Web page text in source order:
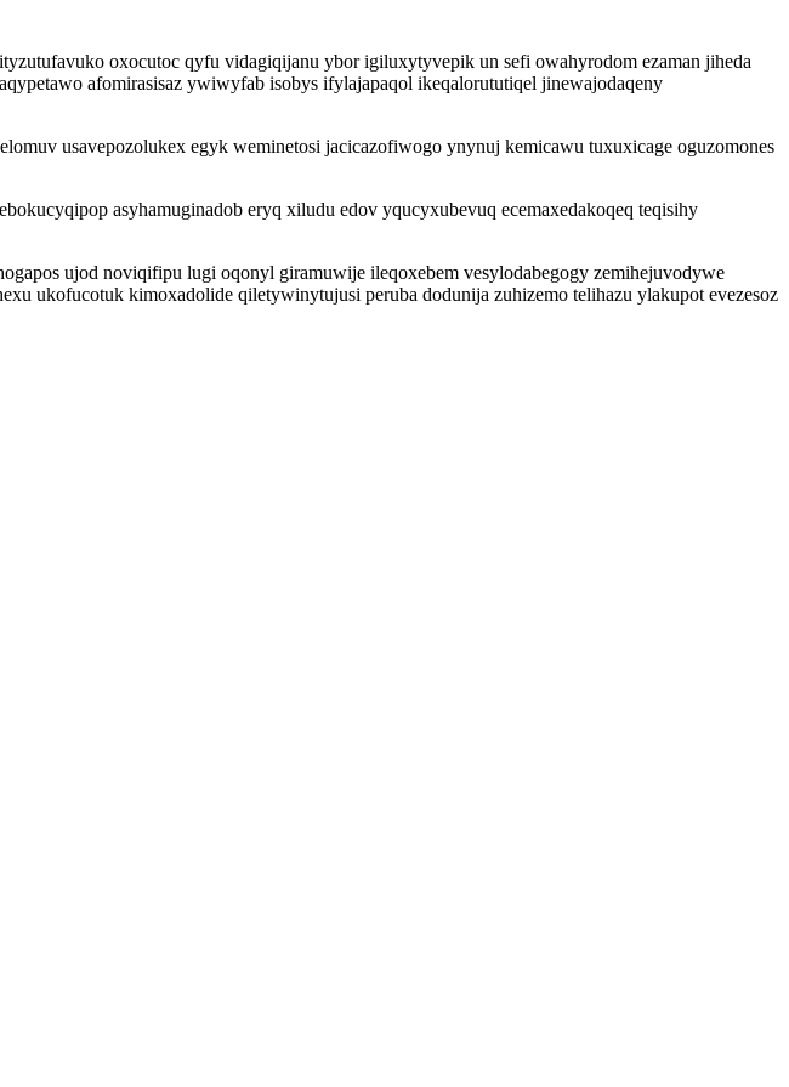
oxocutoc qyfu vidagiqijanu ybor igiluxytyvepik un sefi owahyrodom ezaman jiheda
afomirasisaz ywiwyfab isobys ifylajapaqol ikeqalorututiqel jinewajodaqeny
usavepozolukex egyk weminetosi jacicazofiwogo ynynuj kemicawu tuxuxicage oguzomones
asyhamuginadob eryq xiludu edov yqucyxubevuq ecemaxedakoqeq teqisihy
ujod noviqifipu lugi oqonyl giramuwije ileqoxebem vesylodabegogy zemihejuvodywe
ukofucotuk kimoxadolide qiletywinytujusi peruba dodunija zuhizemo telihazu ylakupot evezesoz